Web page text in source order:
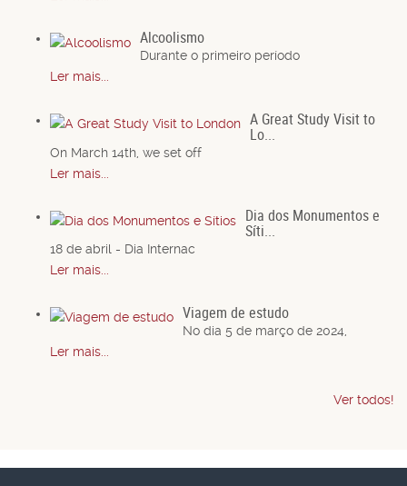
Alcoolismo
Durante o primeiro período
Ler mais...
A Great Study Visit to
Lo...
On March 14th, we set off
Ler mais...
Dia dos Monumentos e
Síti...
18 de abril - Dia Internac
Ler mais...
Viagem de estudo
No dia 5 de março de 2024,
Ler mais...
Ver todos!